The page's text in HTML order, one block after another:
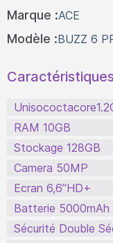
Marque :ACE
Modèle :BUZZ 6
RAM 10GB
Stockage 128GB
Camera 50MP
Ecran 6,6’’HD+
Batterie 5000mAh
Sécurité Double